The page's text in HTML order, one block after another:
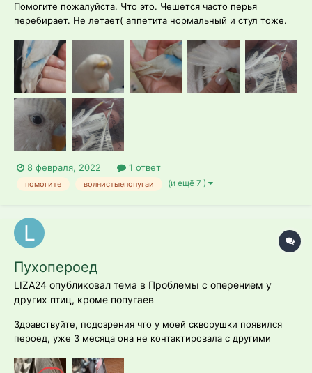
Помогите пожалуйста. Что это. Чешется часто перья
перебирает. Не летает( аппетита нормальный и стул тоже.
8 февраля, 2022 1 ответ
помогите волнистыепопугаи (и ещё 7 )
Пухопероед
LIZA24 опубликовал тема в Проблемы с оперением у
других птиц, кроме попугаев
Здравствуйте, подозрения что у моей скворушки появился
пероед, уже 3 месяца она не контактировала с другими
выпали крыльевые и хвостовые перья, но после витаминок